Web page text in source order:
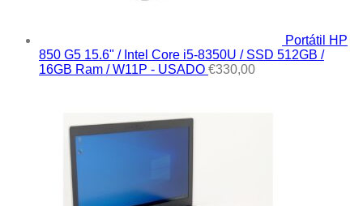
Portátil HP
850 G5 15.6" / Intel Core i5-8350U / SSD 512GB /
16GB Ram / W11P - USADO €330,00